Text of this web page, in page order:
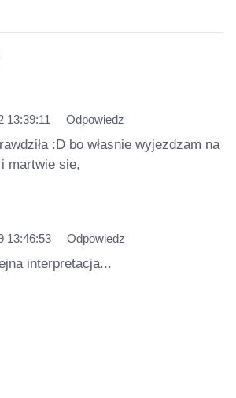
13:39:11 Odpowiedz
:D bo własnie wyjezdzam na
martwie sie,
13:46:53 Odpowiedz
interpretacja...